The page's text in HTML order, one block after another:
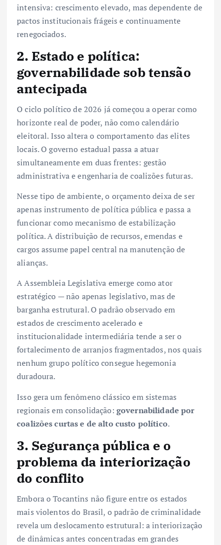
intensiva: crescimento elevado, mas dependente de
pactos institucionais frágeis e continuamente
renegociados.
2. Estado e política:
governabilidade sob tensão
antecipada
O ciclo político de 2026 já começou a operar como
horizonte real de poder, não como calendário
eleitoral. Isso altera o comportamento das elites
locais. O governo estadual passa a atuar
simultaneamente em duas frentes: gestão
administrativa e engenharia de coalizões futuras.
Nesse tipo de ambiente, o orçamento deixa de ser
apenas instrumento de política pública e passa a
funcionar como mecanismo de estabilização
política. A distribuição de recursos, emendas e
cargos assume papel central na manutenção de
alianças.
A Assembleia Legislativa emerge como ator
estratégico — não apenas legislativo, mas de
barganha estrutural. O padrão observado em
estados de crescimento acelerado e
institucionalidade intermediária tende a ser o
fortalecimento de arranjos fragmentados, nos quais
nenhum grupo político consegue hegemonia
duradoura.
Isso gera um fenômeno clássico em sistemas
regionais em consolidação: governabilidade por
coalizões curtas e de alto custo político.
3. Segurança pública e o
problema da interiorização
do conflito
Embora o Tocantins não figure entre os estados
mais violentos do Brasil, o padrão de criminalidade
revela um deslocamento estrutural: a interiorização
de dinâmicas antes concentradas em grandes